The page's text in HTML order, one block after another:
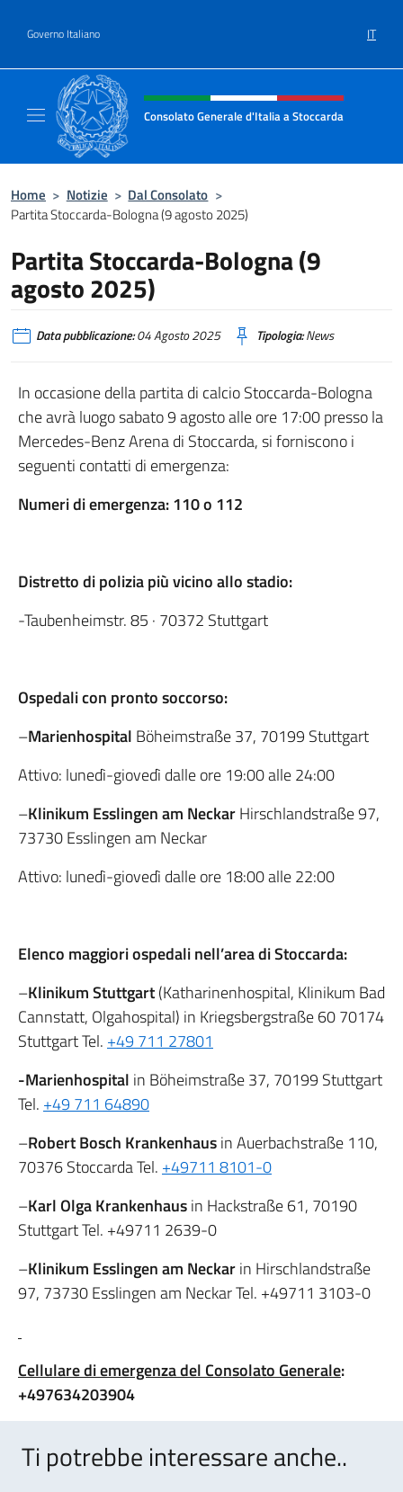
Governo Italiano IT
Intestazione sito, social e menù
Consolato Generale d'Italia a Stoccarda
Home > Notizie > Dal Consolato >
Partita Stoccarda-Bologna (9 agosto 2025)
Partita Stoccarda-Bologna (9
agosto 2025)
Data pubblicazione:04 Agosto 2025 Tipologia:News
In occasione della partita di calcio Stoccarda-Bologna
che avrà luogo sabato 9 agosto alle ore 17:00 presso la
Mercedes-Benz Arena di Stoccarda, si forniscono i
seguenti contatti di emergenza:
Numeri di emergenza: 110 o 112
Distretto di polizia più vicino allo stadio:
-Taubenheimstr. 85 · 70372 Stuttgart
Ospedali con pronto soccorso:
–Marienhospital Böheimstraße 37, 70199 Stuttgart
Attivo: lunedì-giovedì dalle ore 19:00 alle 24:00
–Klinikum Esslingen am NeckarHirschlandstraße 97,
73730 Esslingen am Neckar
Attivo: lunedì-giovedì dalle ore 18:00 alle 22:00
Elenco maggiori ospedali nell’area di Stoccarda:
–Klinikum Stuttgart(Katharinenhospital, Klinikum Bad
Cannstatt, Olgahospital) in Kriegsbergstraße 60 70174
Stuttgart Tel. +49 711 27801
-Marienhospital in Böheimstraße 37, 70199 Stuttgart
Tel. +49 711 64890
–Robert Bosch Krankenhausin Auerbachstraße 110,
70376 Stoccarda Tel. +49711 8101-0
–Karl Olga Krankenhausin Hackstraße 61, 70190
Stuttgart Tel. +49711 2639-0
–Klinikum Esslingen am Neckarin Hirschlandstraße
97, 73730 Esslingen am Neckar Tel. +49711 3103-0
Cellulare di emergenza del Consolato Generale:
+497634203904
Ti potrebbe interessare anche..